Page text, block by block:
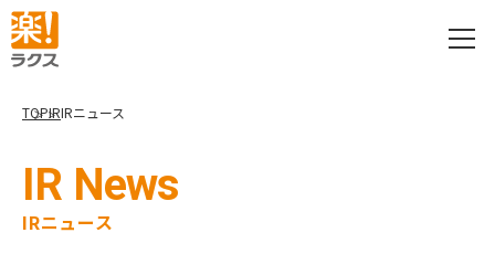
TOPIRIRニュース
IR News
IRニュース